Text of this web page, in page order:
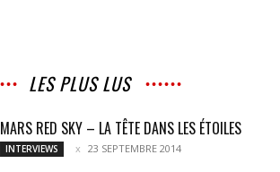
LES PLUS LUS
MARS RED SKY – LA TÊTE DANS LES ÉTOILES
INTERVIEWS 23 SEPTEMBRE 2014